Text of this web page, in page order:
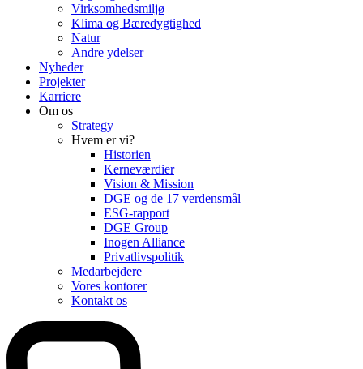
Virksomhedsmiljø
Klima og Bæredygtighed
Natur
Andre ydelser
Nyheder
Projekter
Karriere
Om os
Strategy
Hvem er vi?
Historien
Kerneværdier
Vision & Mission
DGE og de 17 verdensmål
ESG-rapport
DGE Group
Inogen Alliance
Privatlivspolitik
Medarbejdere
Vores kontorer
Kontakt os